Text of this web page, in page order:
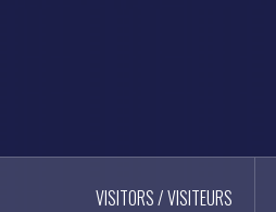
VISITORS / VISITEURS